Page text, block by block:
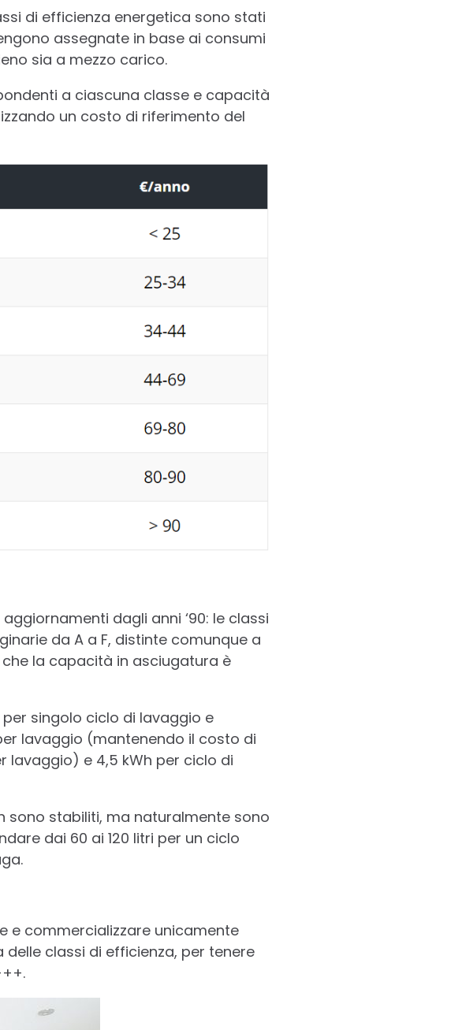
di efficienza energetica sono stati
assegnate in base ai consumi
sia a mezzo carico.
a ciascuna classe e capacità
un costo di riferimento del
dagli anni ‘90: le classi
da A a F, distinte comunque a
la capacità in asciugatura è
singolo ciclo di lavaggio e
lavaggio (mantenendo il costo di
lavaggio) e 4,5 kWh per ciclo di
sono stabiliti, ma naturalmente sono
dai 60 ai 120 litri per un ciclo
e commercializzare unicamente
classi di efficienza, per tenere